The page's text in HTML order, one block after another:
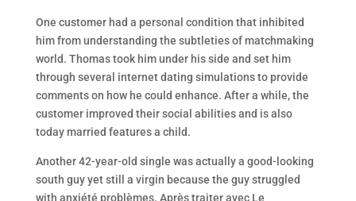
One customer had a personal condition that inhibited
him from understanding the subtleties of matchmaking
world. Thomas took him under his side and set him
through several internet dating simulations to provide
comments on how he could enhance. After a while, the
customer improved their social abilities and is also
today married features a child.
Another 42-year-old single was actually a good-looking
south guy yet still a virgin because the guy struggled
with anxiété problèmes. Après traiter avec Le